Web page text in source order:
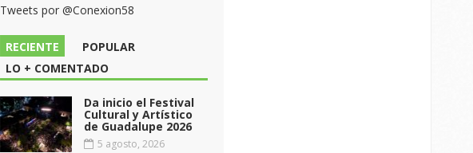
Tweets por @Conexion58
RECIENTE
POPULAR
LO + COMENTADO
Da inicio el Festival
Cultural y Artístico
de Guadalupe 2026
5 agosto, 2026